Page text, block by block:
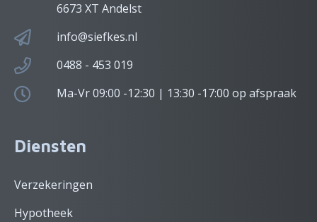
6673 XT Andelst
info@siefkes.nl
0488 - 453 019
Ma-Vr 09:00 -12:30 | 13:30 -17:00 op afspraak
Diensten
Verzekeringen
Hypotheek